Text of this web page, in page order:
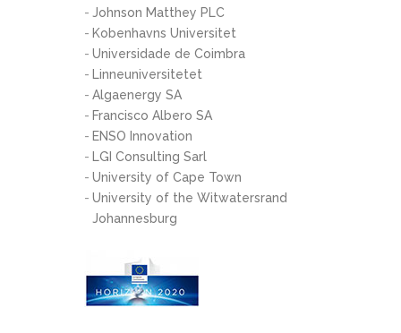
Johnson Matthey PLC
Kobenhavns Universitet
Universidade de Coimbra
Linneuniversitetet
Algaenergy SA
Francisco Albero SA
ENSO Innovation
LGI Consulting Sarl
University of Cape Town
University of the Witwatersrand
Johannesburg